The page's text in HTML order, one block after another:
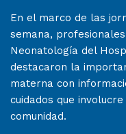
En el marco de las
semana,
Neonatología del
destacaron la
materna con
cuidados que
comunidad.